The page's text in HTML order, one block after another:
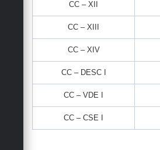
CC – XII
CC – XIII
CC – XIV
CC – DESC I
CC – VDE I
CC – CSE I